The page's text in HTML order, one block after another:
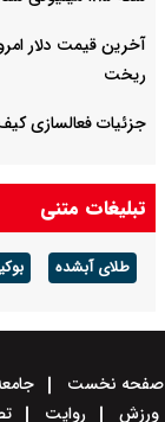
ریخت
جزئیات فعالسازی
تبلیغات متنی
طلای آبشده
صفحه نخست
ورزش
روایت